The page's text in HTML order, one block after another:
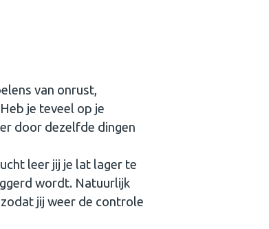
van onrust,
je teveel op je
door dezelfde dingen
leer jij je lat lager te
wordt. Natuurlijk
jij weer de controle